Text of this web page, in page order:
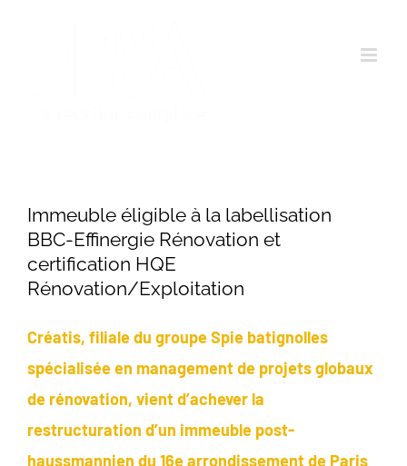
Immeuble éligible à la labellisation
BBC-Effinergie Rénovation et
certification HQE
Rénovation/Exploitation
Créatis, filiale du groupe Spie batignolles
spécialisée en management de projets globaux
de rénovation, vient d’achever la
restructuration d’un immeuble post-
haussmannien du 16e arrondissement de Paris